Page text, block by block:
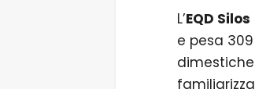
L’EQD Silos
e pesa